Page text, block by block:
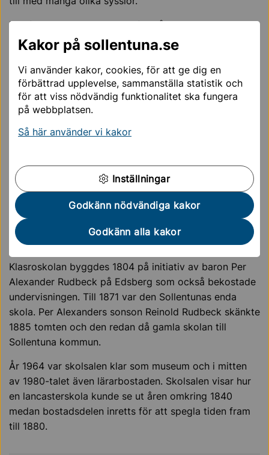
Kakor på sollentuna.se
Vi använder kakor, cookies, för att ge dig en
förbättrad upplevelse, sammanställa statistik och
för att viss nödvändig funktionalitet ska fungera
på webbplatsen.
Så här använder vi kakor
Inställningar
Godkänn nödvändiga kakor
Godkänn alla kakor
Här finns utklädningskläder för både barn och vuxna.
Visningen anpassas till elevernas ålder och kan även
anpassas till aktuellt tema som skolan jobbar med.
Avgifter för gruppbesök
Skolklasser från Sollentuna: 300 kronor.
Skolklasser utanför Sollentuna: 500 kronor.
Föreningar med säte i Sollentuna: 400 kronor.
Företag och privata visningar: 800 kronor.
Boka gruppbesök på Klasro skolmuseum
Kort historik
Klasroskolan byggdes 1804 på initiativ av baron Per
Alexander Rudbeck på Edsberg som också bekostade
undervisningen. Till 1871 var den Sollentunas enda
skola. Per Alexanders sonson Reinold Rudbeck skänkte
1885 tomten och den redan då gamla skolan till
Sollentuna kommun.
År 1964 var skolsalen klar som museum och i mitten
av 1980-talet även lärarbostaden. Skolsalen visar hur
en lancasterskola kunde se ut åren omkring 1840
medan bostadsdelen inretts för att spegla tiden fram
till 1880.